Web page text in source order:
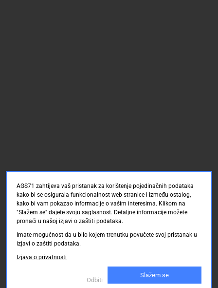
AGS71 zahtijeva vaš pristanak za korištenje pojedinačnih podataka
kako bi se osigurala funkcionalnost web stranice i između ostalog,
kako bi vam pokazao informacije o vašim interesima. Klikom na
"Slažem se" dajete svoju saglasnost. Detaljne informacije možete
pronaći u našoj izjavi o zaštiti podataka.
Imate mogućnost da u bilo kojem trenutku povučete svoj pristanak u
izjavi o zaštiti podataka.
Izjava o privatnosti
Odbiti
Slažem se